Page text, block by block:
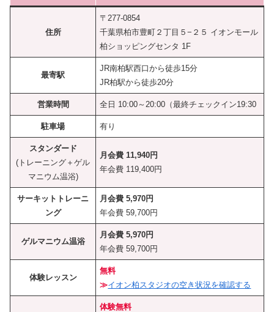
住所
〒277-0854
千葉県柏市豊町２丁目５−２５ イオンモール
柏ショッピングセンタ 1F
最寄駅
JR南柏駅西口から徒歩15分
JR柏駅から徒歩20分
営業時間 全日 10:00～20:00（最終チェックイン19:30
駐車場 有り
スタンダード
(トレーニング＋ゲル
マニウム温浴)
月会費 11,940円
年会費 119,400円
サーキットトレーニ
ング
月会費 5,970円
年会費 59,700円
ゲルマニウム温浴
月会費 5,970円
年会費 59,700円
体験レッスン
無料
≫イオン柏スタジオの空き状況を確認する
体験無料